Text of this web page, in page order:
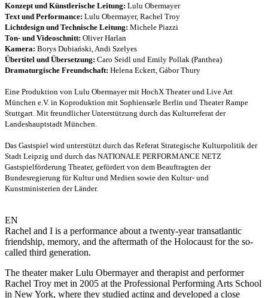
Konzept und Künstlerische Leitung: Lulu Obermayer
Text und Performance: Lulu Obermayer, Rachel Troy
Lichtdesign und Technische Leitung: Michele Piazzi
Ton- und Videoschnitt: Oliver Harlan
Kamera: Borys Dubiański, Andi Szelyes
Übertitel und Übersetzung: Caro Seidl und Emily Pollak (Panthea)
Dramaturgische Freundschaft: Helena Eckert, Gábor Thury
Eine Produktion von Lulu Obermayer mit HochX Theater und Live Art
München e.V. in Koproduktion mit Sophiensæle Berlin und Theater Rampe
Stuttgart. Mit freundlicher Unterstützung durch das Kulturreferat der
Landeshauptstadt München.
Das Gastspiel wird unterstützt durch das Referat Strategische Kulturpolitik der
Stadt Leipzig und durch das NATIONALE PERFORMANCE NETZ
Gastspielförderung Theater, gefördert von dem Beauftragten der
Bundesregierung für Kultur und Medien sowie den Kultur- und
Kunstministerien der Länder.
EN
Rachel and I is a performance about a twenty-year transatlantic
friendship, memory, and the aftermath of the Holocaust for the so-
called third generation.
The theater maker Lulu Obermayer and therapist and performer
Rachel Troy met in 2005 at the Professional Performing Arts School
in New York, where they studied acting and developed a close